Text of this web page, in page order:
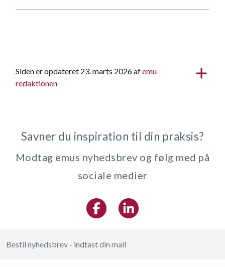
Siden er opdateret 23. marts 2026 afemu-
redaktionen
Savner du inspiration til din praksis?
Modtag emus nyhedsbrev og følg med på
sociale medier